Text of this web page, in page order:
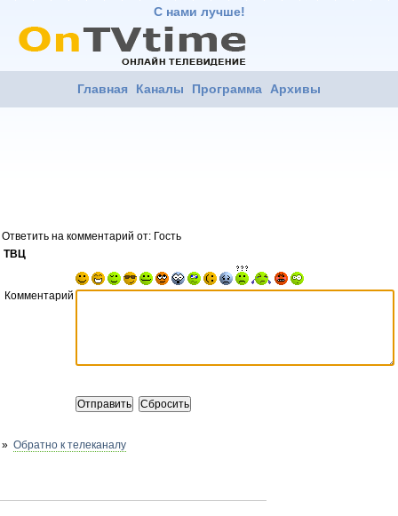
С нами лучше!
Главная Каналы Программа Архивы
Ответить на комментарий от: Гость
ТВЦ
Комментарий
» Обратно к телеканалу